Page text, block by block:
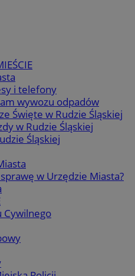
i telefony
wywozu odpadów
Święte w Rudzie Śląskiej
w Rudzie Śląskiej
Śląskiej
sprawę w Urzędzie Miasta?
Cywilnego